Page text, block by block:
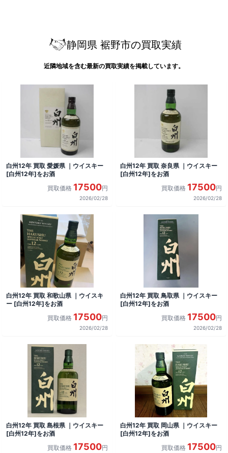
静岡県 裾野市の買取実績
近隣地域を含む最新の買取実績を掲載しています。
白州12年 買取 愛媛県 ｜ウイスキー
[白州12年]をお酒
買取価格 17500円
2026/02/28
白州12年 買取 奈良県 ｜ウイスキー
[白州12年]をお酒
買取価格 17500円
2026/02/28
白州12年 買取 和歌山県 ｜ウイスキ
ー [白州12年]をお酒
買取価格 17500円
2026/02/28
白州12年 買取 鳥取県 ｜ウイスキー
[白州12年]をお酒
買取価格 17500円
2026/02/28
白州12年 買取 島根県 ｜ウイスキー
[白州12年]をお酒
買取価格 17500円
白州12年 買取 岡山県 ｜ウイスキー
[白州12年]をお酒
買取価格 17500円